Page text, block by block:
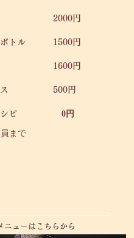
トル
ピ
2000円
1500円
​1600円
500円
0円
まで
ニューはこちらから​